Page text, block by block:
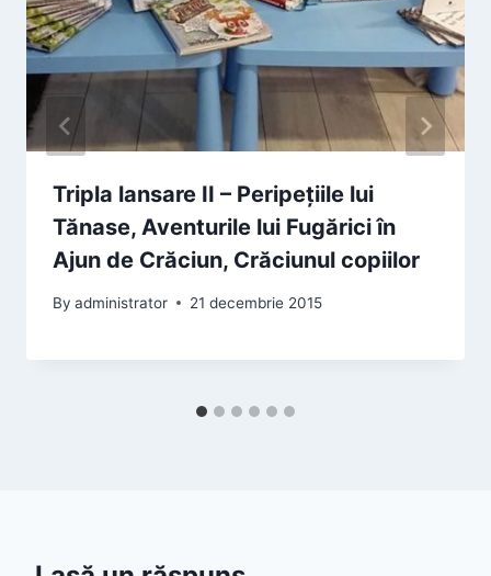
Tripla lansare II – Peripețiile lui
Tănase, Aventurile lui Fugărici în
Ajun de Crăciun, Crăciunul copiilor
By administrator 21 decembrie 2015